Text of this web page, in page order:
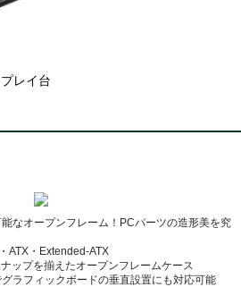
レイ台
なオープンフレーム！PCパーツの造形美を究
ATX・Extended-ATX
ップを揃えたオープンフレームケース
ラフィックボードの垂直設置にも対応可能